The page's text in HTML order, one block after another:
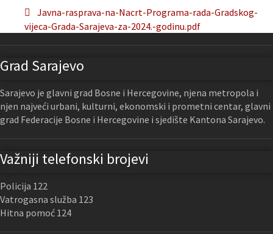
Javna-rasprava-na-Nacrt-Programa-rada-Gradskog-
vijeca-Grada-Sarajeva-za-2024.-godinu.pdf
Grad Sarajevo
Sarajevo je glavni grad Bosne i Hercegovine, njena metropola i
njen najveći urbani, kulturni, ekonomski i prometni centar, glavni
grad Federacije Bosne i Hercegovine i sjedište Kantona Sarajevo.
Važniji telefonski brojevi
Policija 122
Vatrogasna služba 123
Hitna pomoć 124